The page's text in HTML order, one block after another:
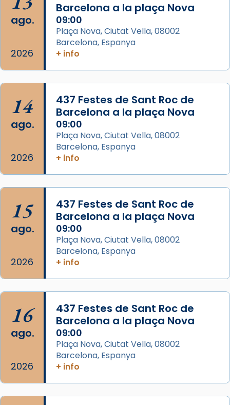
concelebrat el bisbe auxiliar de Barcelona,
Mons. David Abadías.
📸 Dr. G. Simón
Arquebisbat de Barcelona
2 weeks ago
Memòria de les santes Juliana i
Semproniana, verges i màrtirs.
Acompanyant la història de sant Cugat, a
partir de l’Edat Mitjana sorgeix la tradició
que les santes Juliana (“relatiu a Júlia”) i
Semproniana (“relatiu a Semprònia =
eterna”) són deixebles seves. I l’any 1667, el
frare Joan Gaspar Roig, afirma en una obra
que les santes són filles de l’antiga Iluro.
Mataró en reivindicarà les relíq
...
ago.
2026
Barcelona a la plaça Nova
09:00
Plaça Nova, Ciutat Vella, 08002
Barcelona, Espanya
+ info
14
ago.
2026
437 Festes de Sant Roc de
Barcelona a la plaça Nova
09:00
Plaça Nova, Ciutat Vella, 08002
Barcelona, Espanya
+ info
15
ago.
2026
437 Festes de Sant Roc de
Barcelona a la plaça Nova
09:00
Plaça Nova, Ciutat Vella, 08002
Barcelona, Espanya
+ info
16
ago.
2026
437 Festes de Sant Roc de
Barcelona a la plaça Nova
09:00
Plaça Nova, Ciutat Vella, 08002
Barcelona, Espanya
+ info